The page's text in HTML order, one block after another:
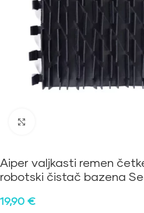
Aiper valjkasti remen
robotski čistač bazena
19,90 €